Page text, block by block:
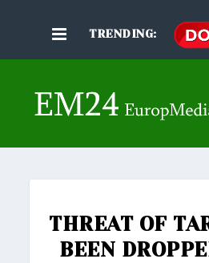
TRENDING:
THREAT OF
BEEN